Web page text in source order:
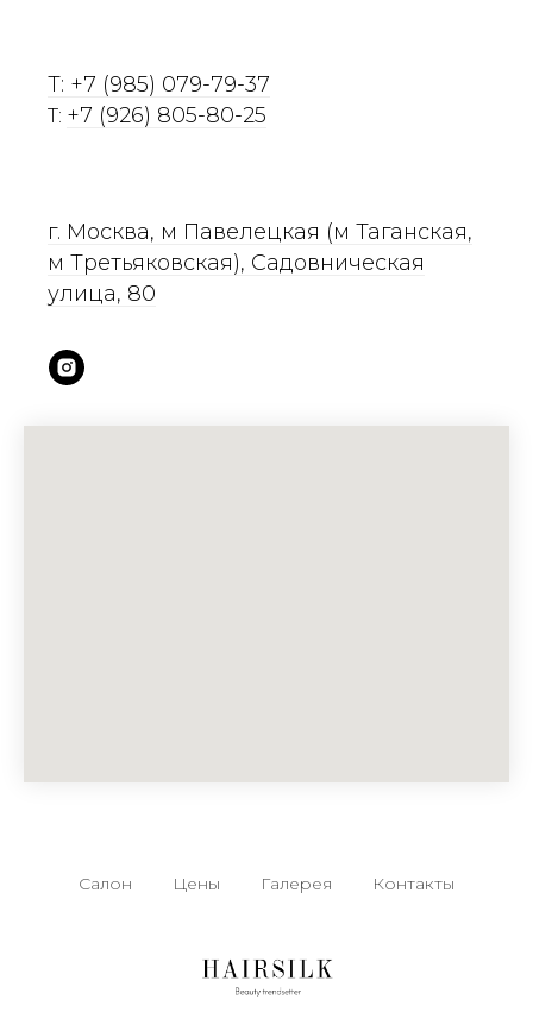
T: +7 (985) 079-79-37
T: +7 (926) 805-80-25
г. Москва, м Павелецкая (м Таганская,
м Третьяковская), Садовническая
улица, 80
Салон Цены Галерея Контакты